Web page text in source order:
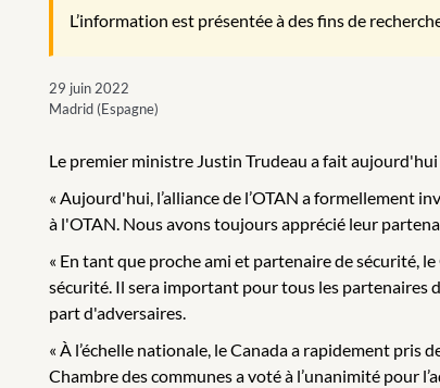
L’information est présentée à des fins de
29 juin 2022
Madrid (Espagne)
Le premier ministre Justin Trudeau a fait aujourd'hui
« Aujourd'hui, l’alliance de l’OTAN a formellement
à l'OTAN. Nous avons toujours apprécié leur
« En tant que proche ami et partenaire de sécurité,
sécurité. Il sera important pour tous les partenaires
part d'adversaires.
« À l’échelle nationale, le Canada a rapidement pris
Chambre des communes a voté à l’unanimité pour